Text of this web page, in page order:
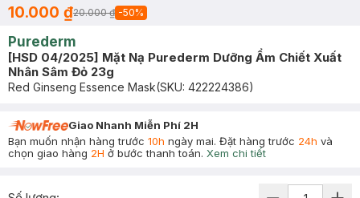
10.000 ₫20.000 ₫ -50%
Purederm
[HSD 04/2025] Mặt Nạ Purederm Dưỡng Ẩm Chiết Xuất
Nhân Sâm Đỏ 23g
Red Ginseng Essence Mask(SKU: 422224386)
Giao Nhanh Miễn Phí 2H
Bạn muốn nhận hàng trước 10h ngày mai. Đặt hàng trước 24h và
chọn giao hàng 2H ở bước thanh toán. Xem chi tiết